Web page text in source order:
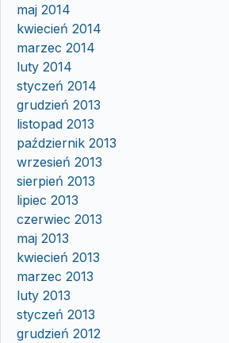
maj 2014
kwiecień 2014
marzec 2014
luty 2014
styczeń 2014
grudzień 2013
listopad 2013
październik 2013
wrzesień 2013
sierpień 2013
lipiec 2013
czerwiec 2013
maj 2013
kwiecień 2013
marzec 2013
luty 2013
styczeń 2013
grudzień 2012